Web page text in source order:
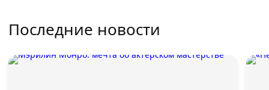
Последние новости